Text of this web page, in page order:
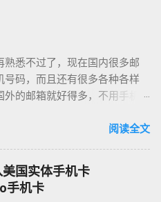
熟悉不过了，现在国内很多邮
号码，而且还有很多各种各样
的邮箱就好得多，不用手机
，国内的还是尽可能用国内的
邮件发到国内邮箱有时也收不
给大家推荐两个不用验证手机
国外邮箱，都是大牌的，有
阅读全文
国实体手机卡
手机卡